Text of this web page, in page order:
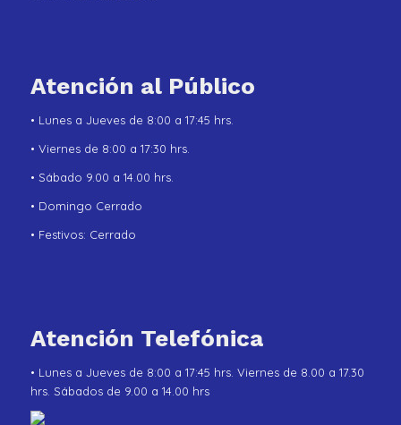
Atención al Público
• Lunes a Jueves de 8:00 a 17:45 hrs.
• Viernes de 8:00 a 17:30 hrs.
• Sábado 9.00 a 14.00 hrs.
• Domingo Cerrado
• Festivos: Cerrado
Atención Telefónica
• Lunes a Jueves de 8:00 a 17:45 hrs. Viernes de 8.00 a 17.30
hrs. Sábados de 9.00 a 14.00 hrs